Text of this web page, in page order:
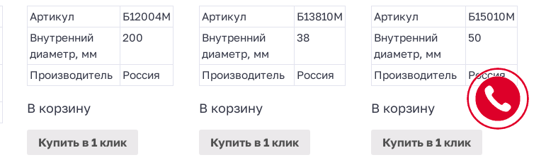
Артикул
Б12004М
Внутренний
диаметр, мм
200
Производитель Россия
В корзину
Купитьв 1 клик
Артикул
Б13810М
Внутренний
диаметр, мм
38
Производитель Россия
В корзину
Купитьв 1 клик
Артикул
Б15010М
Внутренний
диаметр, мм
50
Производитель Россия
В корзину
Купить в 1 клик